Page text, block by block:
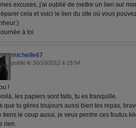
excuses, j'ai oublié de mettre un lien sur
cela et voici le lien du site où vous
à toi
michelle67
publié le 30/10/2012 à 15:04
!
les papiers sont faits, tu es tranquille.
que tu gères toujours aussi bien tes repas,
tiens le coup aussi, je veux perdre ces foutus
rien.